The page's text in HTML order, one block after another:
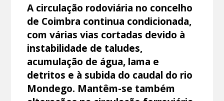
A circulação rodoviária no concelho
de Coimbra continua condicionada,
com várias vias cortadas devido à
instabilidade de taludes,
acumulação de água, lama e
detritos e à subida do caudal do rio
Mondego. Mantêm-se também